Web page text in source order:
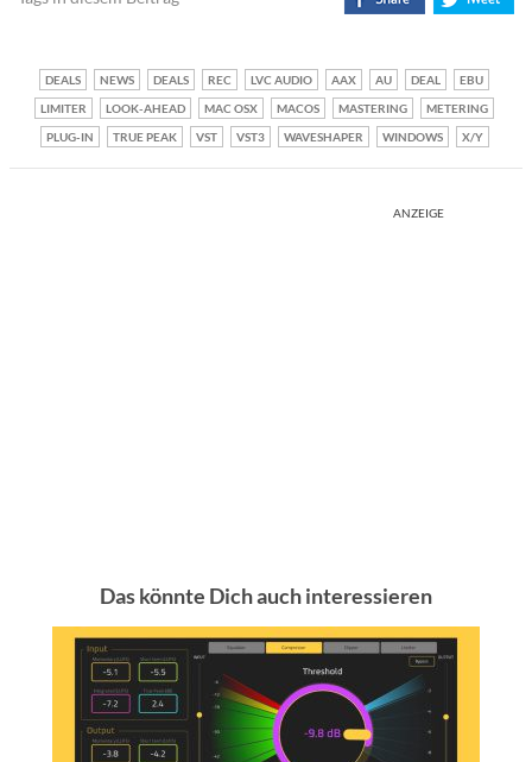
DEALS NEWS DEALS REC LVC AUDIO AAX AU DEAL
EBU
LIMITER
LOOK-AHEAD MAC OSX MACOS MASTERING
METERING
PLUG-IN
TRUE PEAK VST VST3 WAVESHAPER WINDOWS X/Y
ANZEIGE
Das könnte Dich auch interessieren